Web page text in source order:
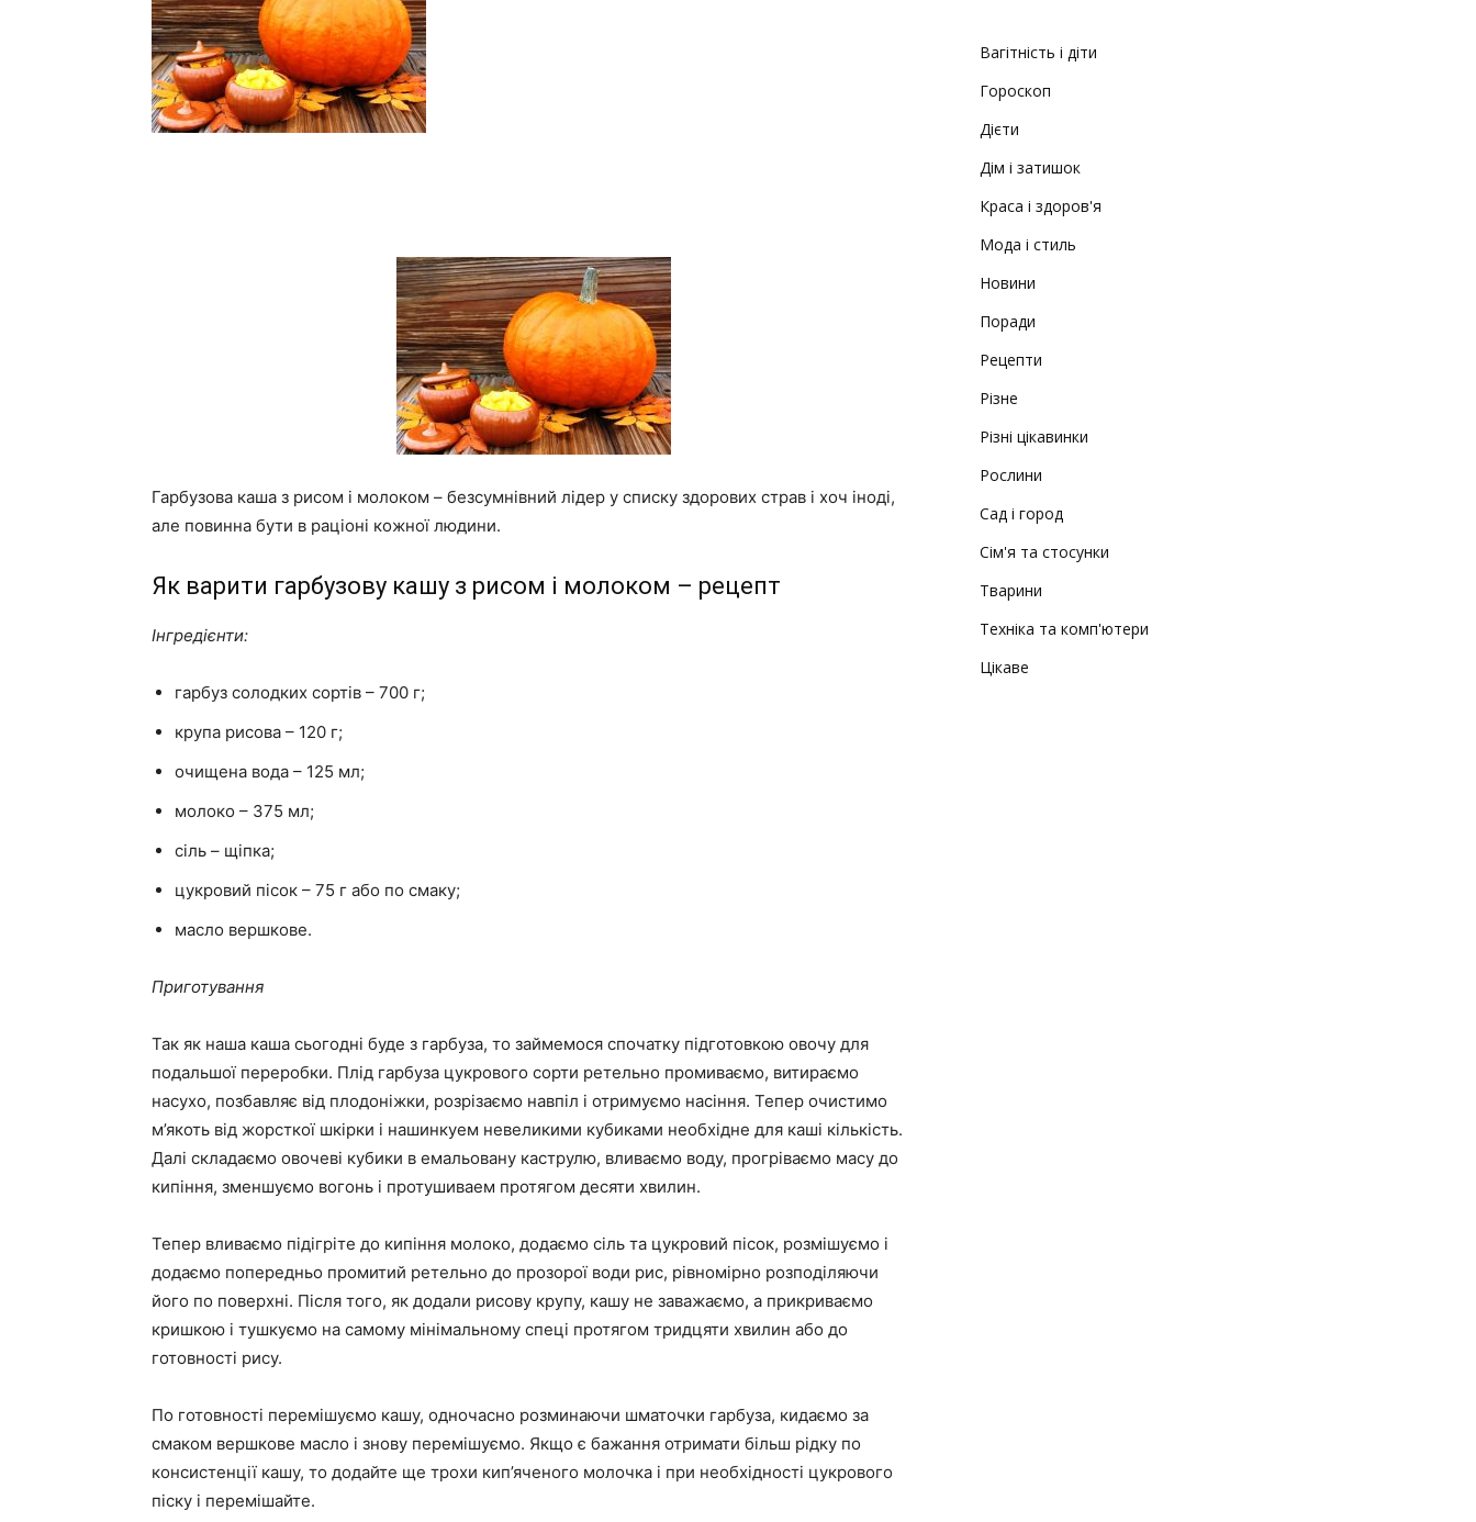
Гарбузова каша з рисом і молоком – безсумнівний лідер у списку здорових страв і хоч іноді,
але повинна бути в раціоні кожної людини.
Як варити гарбузову кашу з рисом і молоком – рецепт
Інгредієнти:
гарбуз солодких сортів – 700 г;
крупа рисова – 120 г;
очищена вода – 125 мл;
молоко – 375 мл;
сіль – щіпка;
цукровий пісок – 75 г або по смаку;
масло вершкове.
Приготування
Так як наша каша сьогодні буде з гарбуза, то займемося спочатку підготовкою овочу для
подальшої переробки. Плід гарбуза цукрового сорти ретельно промиваємо, витираємо
насухо, позбавляє від плодоніжки, розрізаємо навпіл і отримуємо насіння. Тепер очистимо
м’якоть від жорсткої шкірки і нашинкуем невеликими кубиками необхідне для каші кількість.
Далі складаємо овочеві кубики в емальовану каструлю, вливаємо воду, прогріваємо масу до
кипіння, зменшуємо вогонь і протушиваем протягом десяти хвилин.
Тепер вливаємо підігріте до кипіння молоко, додаємо сіль та цукровий пісок, розмішуємо і
додаємо попередньо промитий ретельно до прозорої води рис, рівномірно розподіляючи
його по поверхні. Після того, як додали рисову крупу, кашу не заважаємо, а прикриваємо
кришкою і тушкуємо на самому мінімальному спеці протягом тридцяти хвилин або до
готовності рису.
По готовності перемішуємо кашу, одночасно розминаючи шматочки гарбуза, кидаємо за
смаком вершкове масло і знову перемішуємо. Якщо є бажання отримати більш рідку по
консистенції кашу, то додайте ще трохи кип’яченого молочка і при необхідності цукрового
піску і перемішайте.
Вагітність і діти
Гороскоп
Дієти
Дім і затишок
Краса і здоров'я
Мода і стиль
Новини
Поради
Рецепти
Різне
Різні цікавинки
Рослини
Сад і город
Сім'я та стосунки
Тварини
Техніка та комп'ютери
Цікаве